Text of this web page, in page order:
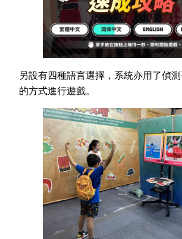
另設有四種語言選擇，系統亦用了偵
的方式進行遊戲。